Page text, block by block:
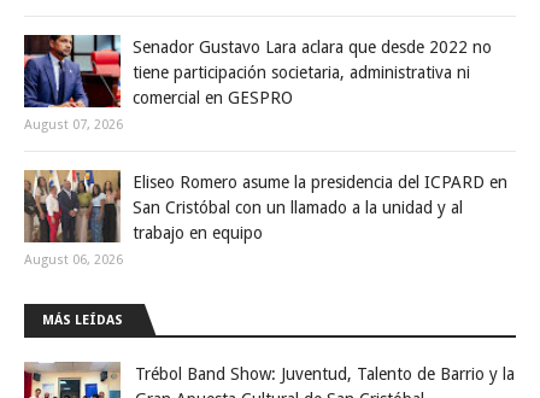
Senador Gustavo Lara aclara que desde 2022 no
tiene participación societaria, administrativa ni
comercial en GESPRO
August 07, 2026
Eliseo Romero asume la presidencia del ICPARD en
San Cristóbal con un llamado a la unidad y al
trabajo en equipo
August 06, 2026
MÁS LEÍDAS
Trébol Band Show: Juventud, Talento de Barrio y la